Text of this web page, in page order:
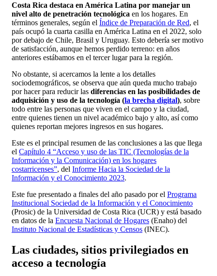
Costa Rica destaca en América Latina por manejar un
nivel alto de penetración tecnológica en los hogares. En
términos generales, según el Índice de Preparación de Red, el
país ocupó la cuarta casilla en América Latina en el 2022, solo
por debajo de Chile, Brasil y Uruguay. Esto debería ser motivo
de satisfacción, aunque hemos perdido terreno: en años
anteriores estábamos en el tercer lugar para la región.
No obstante, si acercamos la lente a los detalles
sociodemográficos, se observa que aún queda mucho trabajo
por hacer para reducir las diferencias en las posibilidades de
adquisición y uso de la tecnología (la brecha digital), sobre
todo entre las personas que viven en el campo y la ciudad,
entre quienes tienen un nivel académico bajo y alto, así como
quienes reportan mejores ingresos en sus hogares.
Este es el principal resumen de las conclusiones a las que llega
el Capítulo 4 “Acceso y uso de las TIC (Tecnologías de la
Información y la Comunicación) en los hogares
costarricenses”, del Informe Hacia la Sociedad de la
Información y el Conocimiento 2023.
Este fue presentado a finales del año pasado por el Programa
Institucional Sociedad de la Información y el Conocimiento
(Prosic) de la Universidad de Costa Rica (UCR) y está basado
en datos de la Encuesta Nacional de Hogares (Enaho) del
Instituto Nacional de Estadísticas y Censos (INEC).
Las ciudades, sitios privilegiados en
acceso a tecnología